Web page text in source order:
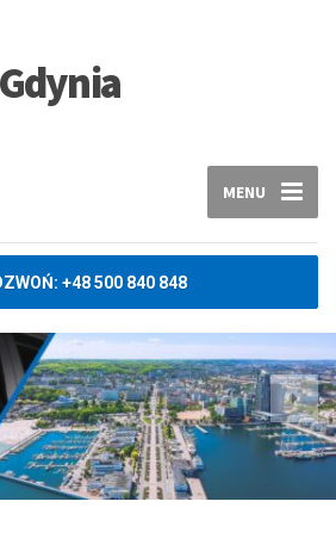
MENU
+48 500 840 848